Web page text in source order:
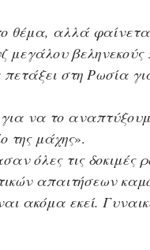
θέμα, αλλά
μεγάλου
στη Ρωσία
να το
της μάχης».
όλες τις δοκιμές
απαιτήσεων
ακόμα εκεί.